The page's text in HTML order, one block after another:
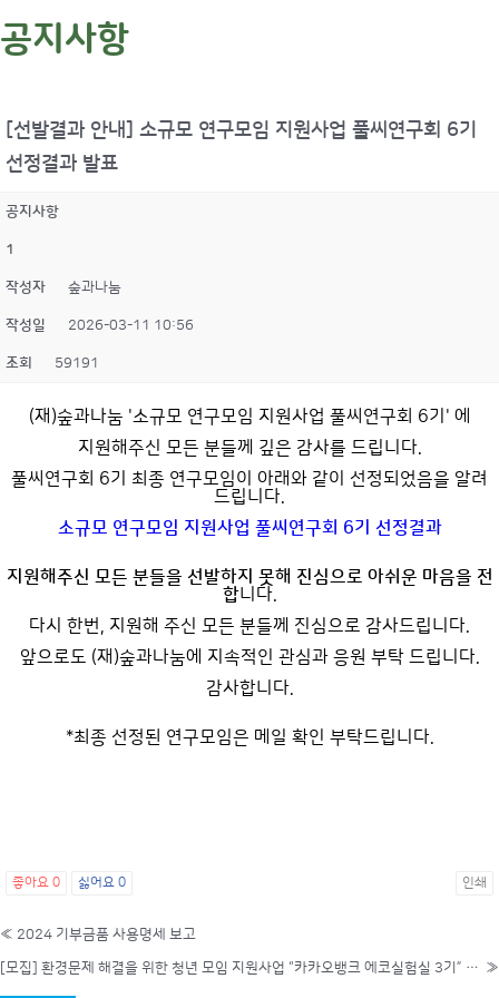
공지사항
[선발결과 안내] 소규모 연구모임 지원사업 풀씨연구회 6기
선정결과 발표
공지사항
1
작성자 숲과나눔
작성일 2026-03-11 10:56
조회 59191
(재)숲과나눔 '소규모 연구모임 지원사업 풀씨연구회 6기' 에
지원해주신 모든 분들께 깊은 감사를 드립니다.
풀씨연구회 6기 최종 연구모임이 아래와 같이 선정되었음을 알려
드립니다.
소규모 연구모임 지원사업 풀씨연구회 6기 선정결과
지원해주신 모든 분들을 선발하지 못해 진심으로 아쉬운 마음을 전
합니다.
다시 한번, 지원해 주신 모든 분들께 진심으로 감사드립니다.
앞으로도 (재)숲과나눔에 지속적인 관심과 응원 부탁 드립니다.
감사합니다.
*최종 선정된 연구모임은 메일 확인 부탁드립니다.
좋아요 0 싫어요 0 인쇄
« 2024 기부금품 사용명세 보고
[모집] 환경문제 해결을 위한 청년 모임 지원사업 “카카오뱅크 에코실험실 3기” 모집(4/1~4/22) »